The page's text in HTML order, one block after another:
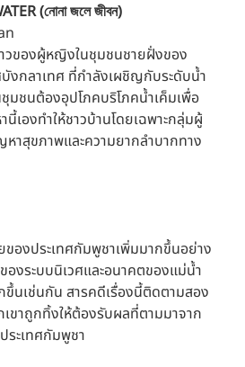
(নোনা জলে জীবন)
วของผู้หญิงในชุมชนชายฝั่งของ
งกลาเทศ ที่กำลังเผชิญกับระดับน้ำ
มชนต้องอุปโภคบริโภคน้ำเค็มเพื่อ
เองทำให้ชาวบ้านโดยเฉพาะกลุ่มผู้
สุขภาพและความยากลำบากทาง
ของประเทศกัมพูชาเพิ่มมากขึ้นอย่าง
งระบบนิเวศและอนาคตของแม่น้ำ
ขึ้นเช่นกัน สารคดีเรื่องนี้ติดตามสอง
ขาถูกทิ้งให้ต้องรับผลที่ตามมาจาก
ระเทศกัมพูชา